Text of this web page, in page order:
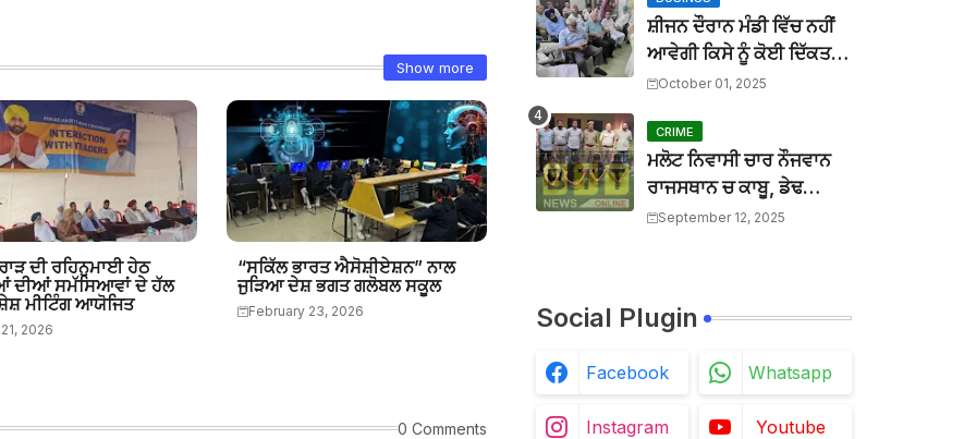
Show more
ਦੀ ਰਹਿਨੁਮਾਈ ਹੇਠ
ਦੀਆਂ ਸਮੱਸਿਆਵਾਂ ਦੇ ਹੱਲ
ਮੀਟਿੰਗ ਆਯੋਜਿਤ
2026
“ਸਕਿੱਲ ਭਾਰਤ ਐਸੋਸ਼ੀਏਸ਼ਨ” ਨਾਲ
ਜੁੜਿਆ ਦੇਸ਼ ਭਗਤ ਗਲੋਬਲ ਸਕੂਲ
February 23, 2026
0 Comments
ਆਪ ਸਰਕਾਰ ਨੇ ਚਾਰ ਸਾਲਾਂ ਵਿੱਚ ਉਹ ਕੀਤਾ ਜੋ ਦੂਜੀਆਂ
BTTNEWS-Mar 27 2026
ਮਾਨਯੋਗ ਜਸਟਿਸ ਸ੍ਰੀ ਦੀਪਕ ਮਨਚੰਦਾ, ਪੰਜਾਬ ਅਤੇ
ਬੀਟ ਕਾਰ ਨਾਲ ਟਕਰਾ ਕੇ ਵਿਅਕਤੀ ਦੀ ਮੌਤ, ਨਹੀਂ ਹੋਈ
BTTNEWS- Aug 02 2026
ਸ਼ੀਜਨ ਦੌਰਾਨ ਮੰਡੀ ਵਿੱਚ ਨਹੀਂ
ਆਵੇਗੀ ਕਿਸੇ ਨੂੰ ਕੋਈ ਦਿੱਕਤ :
ਜਿਲ੍ਹਾ ਪ੍ਰਧਾਨ ਜਗਸੀਰ
October 01, 2025
CRIME
ਮਲੋਟ ਨਿਵਾਸੀ ਚਾਰ ਨੌਜਵਾਨ
ਰਾਜਸਥਾਨ ਚ ਕਾਬੂ, ਡੇਢ
ਦਰਜਨ ਵਾਹਨ ਚੋਰੀਆਂ ਮੰਨੇ
September 12, 2025
Social Plugin
Facebook Whatsapp
Instagram Youtube